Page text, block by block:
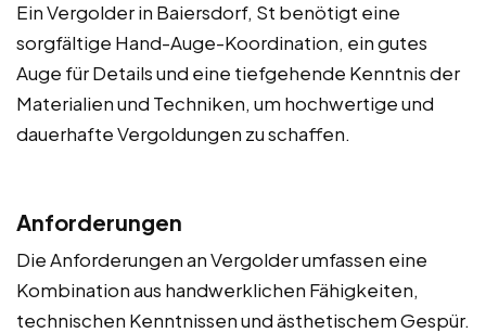
Ein Vergolder in Baiersdorf, St benötigt eine
sorgfältige Hand-Auge-Koordination, ein gutes
Auge für Details und eine tiefgehende Kenntnis der
Materialien und Techniken, um hochwertige und
dauerhafte Vergoldungen zu schaffen.
Anforderungen
Die Anforderungen an Vergolder umfassen eine
Kombination aus handwerklichen Fähigkeiten,
technischen Kenntnissen und ästhetischem Gespür.